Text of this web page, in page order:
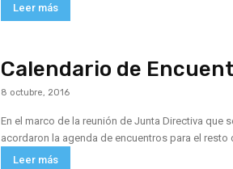
Leer más
Calendario de
8 octubre, 2016
En el marco de la reunión de Junta Directiva que
acordaron la agenda de encuentros para el resto
Leer más